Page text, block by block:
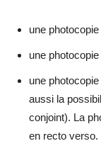
une
une
une
aussi la
conjoint). La
en recto verso.